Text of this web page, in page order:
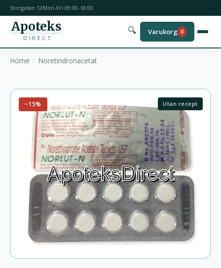
Storgatan 12Mon-Fri 09:00-18:00
Apoteks
DIRECT
🔍 Varukorg 0
Home Noretindronacetat
−15% Utan recept